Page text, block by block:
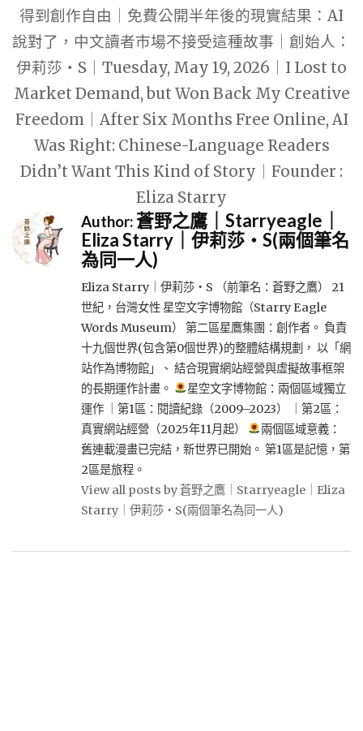
得到創作自由｜免費公開半年後的現實結果：AI
說對了，中文讀者市場不接受這種故事｜創始人：
伊莉莎・S｜Tuesday, May 19, 2026｜I Lost to
Market Demand, but Won Back My Creative
Freedom｜After Six Months Free Online, AI
Was Right: Chinese-Language Readers
Didn’t Want This Kind of Story｜Founder :
Eliza Starry
Author:蒼野之鷹｜Starryeagle｜
Eliza Starry｜伊莉莎・S(兩個筆名
為同一人)
Eliza Starry｜伊莉莎・S （前筆名：蒼野之鷹） 21
世紀，台灣女性 星空文字博物館（Starry Eagle
Words Museum） 第二區星鷹集團：創作者。 負責
十九個世界(包含第0個世界)的整體結構規劃， 以「網
站作為博物館」、 結合現實網站經營與虛擬故事框架
的長期運作計畫。
星空文字博物館：兩個區域獨立
運作 ｜第1區：閱讀紀錄（2009–2023） ｜第2區：
真實網站經營（2025年11月起）
兩個區域意義：
舊連載漫畫已完結，新世界已開始。 第1區是記憶，第
2區是旅程。
View all posts by 蒼野之鷹｜Starryeagle｜Eliza
Starry｜伊莉莎・S(兩個筆名為同一人)